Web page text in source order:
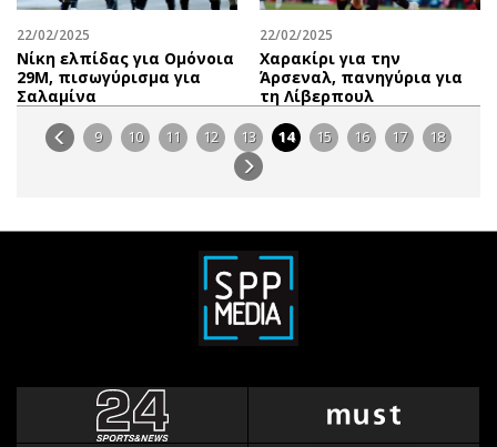
22/02/2025
Νίκη ελπίδας για Ομόνοια
29Μ, πισωγύρισμα για
Σαλαμίνα
22/02/2025
Χαρακίρι για την
Άρσεναλ, πανηγύρια για
τη Λίβερπουλ
9 10 11 12 13 14 15 16 17 18